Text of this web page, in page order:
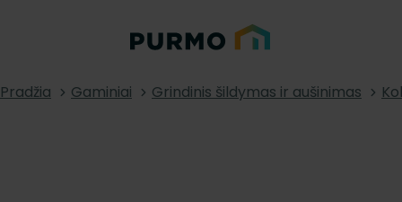
Pradžia Gaminiai Grindinis šildymas ir aušinimas